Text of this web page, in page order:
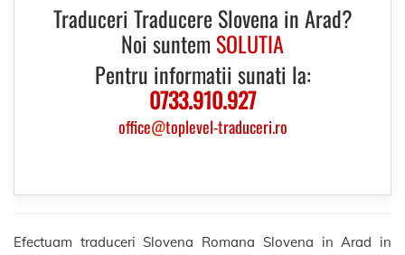
Traduceri Traducere Slovena in Arad?
Noi suntem SOLUTIA
Pentru informatii sunati la:
0733.910.927
office@toplevel-traduceri.ro
Efectuam traduceri Slovena Romana Slovena in Arad in